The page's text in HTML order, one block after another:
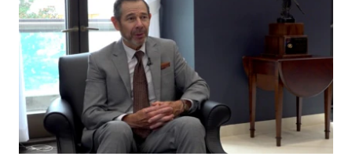
MOJA EVROPA
TRI DECENIJE OD RATA U BIH
SVE KARTE DEJTONA
NASTANAK I RASPAD JUGOSLAVIJE